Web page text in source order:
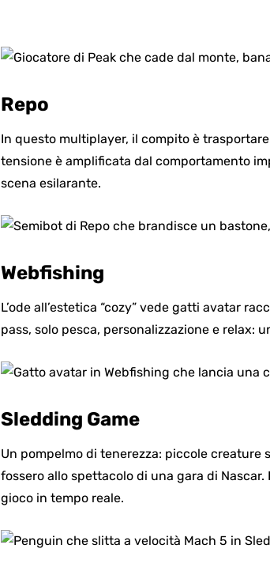
Repo
In questo multiplayer, il compito è
tensione è amplificata dal comportamento
scena esilarante.
Webfishing
L’ode all’estetica “cozy” vede gatti avatar
pass, solo pesca, personalizzazione e relax:
Sledding Game
Un pompelmo di tenerezza: piccole
fossero allo spettacolo di una gara di
gioco in tempo reale.